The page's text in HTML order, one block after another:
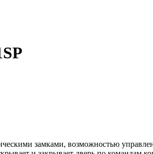
замками, возможностью